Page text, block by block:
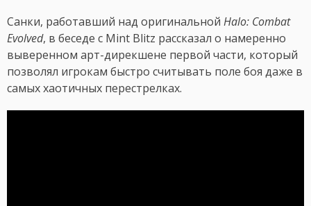
Санки, работавший над оригинальной Halo: Combat
Evolved, в беседе с Mint Blitz рассказал о намеренно
выверенном арт-дирекшене первой части, который
позволял игрокам быстро считывать поле боя даже в
самых хаотичных перестрелках.